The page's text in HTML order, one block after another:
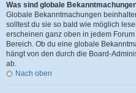
Was sind globale
Globale Bekanntmachungen
solltest du sie so bald wie möglich
erscheinen ganz oben in jedem
Bereich. Ob du eine globale
hängt von den durch die Board-
ab.
Nach oben